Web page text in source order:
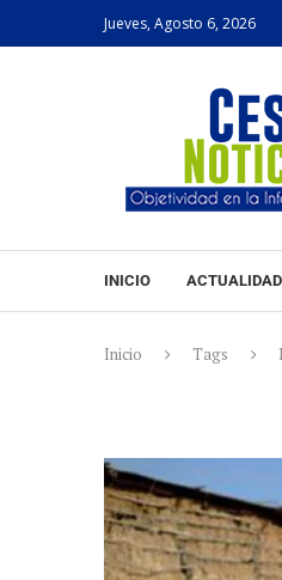
Jueves, Agosto 6, 2026
INICIO ACTUALIDAD
Inicio Tags